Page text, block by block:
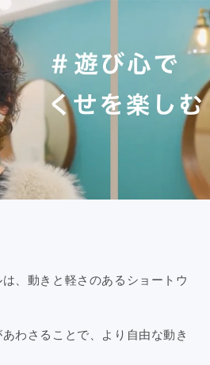
、動きと軽さのあるショートウ
わさることで、より自由な動き